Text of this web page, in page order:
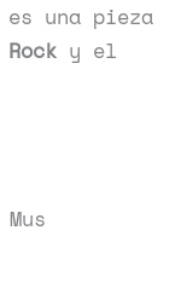
una pieza
Rock y el